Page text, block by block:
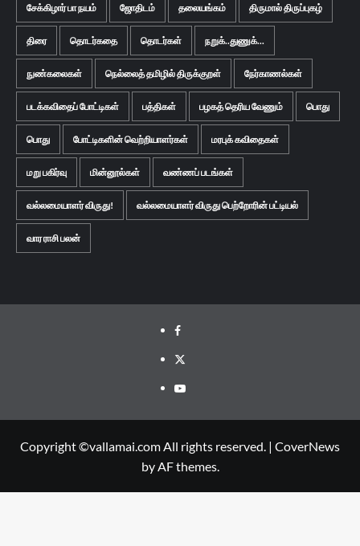
சேக்கிழார் பா நயம் ஜோதிடம் தலையங்கம் திருமால் திருப்புகழ்
திரை தொடர்கதை தொடர்கள் நறுக்..துணுக்...
நுண்கலைகள் நெல்லைத் தமிழில் திருக்குறள் நேர்காணல்கள்
படக்கவிதைப் போட்டிகள் பத்திகள் பழகத் தெரிய வேணும் பொது
பொது போட்டிகளின் வெற்றியாளர்கள் மரபுக் கவிதைகள்
மறு பகிர்வு மின்னூல்கள் வண்ணப் படங்கள்
வல்லமையாளர் விருது! வல்லமையாளர் விருது பெற்றோரின் பட்டியல்
வார ராசி பலன்
Facebook
Twitter
Youtube
Copyright ©vallamai.com All rights reserved. | CoverNews
by AF themes.